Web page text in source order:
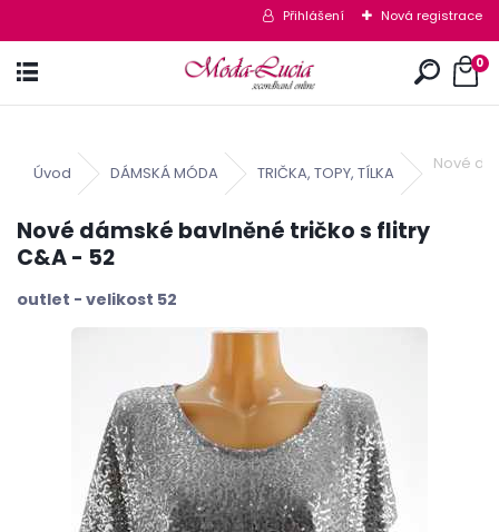
Přihlášení Nová registrace
0
Úvod DÁMSKÁ MÓDA TRIČKA, TOPY, TÍLKA
Nové
Nové dámské bavlněné tričko s flitry
C&A - 52
outlet - velikost 52